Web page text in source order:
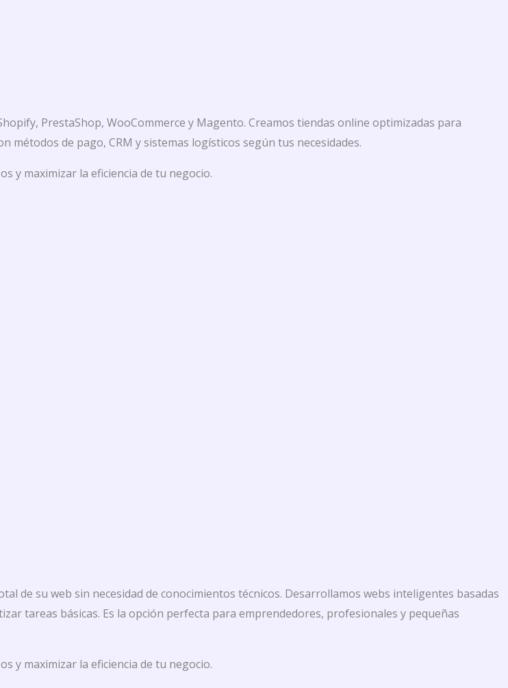
PrestaShop, WooCommerce y Magento. Creamos tiendas online optimizadas para
métodos de pago, CRM y sistemas logísticos según tus necesidades.
y maximizar la eficiencia de tu negocio.
de su web sin necesidad de conocimientos técnicos. Desarrollamos webs inteligentes basadas
tareas básicas. Es la opción perfecta para emprendedores, profesionales y pequeñas
y maximizar la eficiencia de tu negocio.